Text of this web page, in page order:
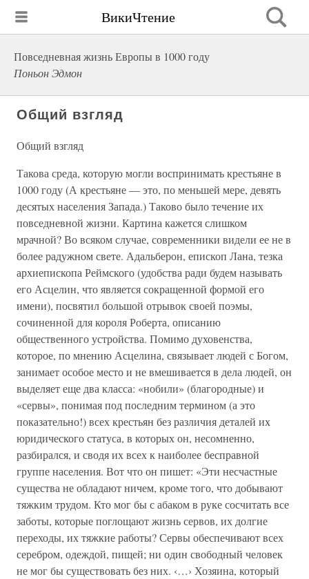
ВикиЧтение
Повседневная жизнь Европы в 1000 году
Поньон Эдмон
Общий взгляд
Общий взгляд
Такова среда, которую могли воспринимать крестьяне в
1000 году (А крестьяне — это, по меньшей мере, девять
десятых населения Запада.) Таково было течение их
повседневной жизни. Картина кажется слишком
мрачной? Во всяком случае, современники видели ее не в
более радужном свете. Адальберон, епископ Лана, тезка
архиепископа Реймского (удобства ради будем называть
его Асцелин, что является сокращенной формой его
имени), посвятил большой отрывок своей поэмы,
сочиненной для короля Роберта, описанию
общественного устройства. Помимо духовенства,
которое, по мнению Асцелина, связывает людей с Богом,
занимает особое место и не вмешивается в дела людей, он
выделяет еще два класса: «нобили» (благородные) и
«сервы», понимая под последним термином (а это
показательно!) всех крестьян без различия деталей их
юридического статуса, в которых он, несомненно,
разбирался, и сводя их всех к наиболее бесправной
группе населения. Вот что он пишет: «Эти несчастные
существа не обладают ничем, кроме того, что добывают
тяжким трудом. Кто мог бы с абаком в руке сосчитать все
заботы, которые поглощают жизнь сервов, их долгие
переходы, их тяжкие работы? Сервы обеспечивают всех
серебром, одеждой, пищей; ни один свободный человек
не мог бы существовать без них. ‹…› Хозяина, который